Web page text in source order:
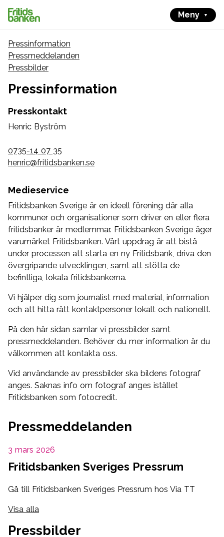
Meny
Pressinformation
Pressmeddelanden
Pressbilder
Pressinformation
Presskontakt
Henric Byström
0735-14 07 35
henric@fritidsbanken.se
Medieservice
Fritidsbanken Sverige är en ideell förening där alla
kommuner och organisationer som driver en eller flera
fritidsbanker är medlemmar. Fritidsbanken Sverige äger
varumärket Fritidsbanken. Vårt uppdrag är att bistå
under processen att starta en ny Fritidsbank, driva den
övergripande utvecklingen, samt att stötta de
befintliga, lokala fritidsbankerna.
Vi hjälper dig som journalist med material, information
och att hitta rätt kontaktpersoner lokalt och nationellt.
På den här sidan samlar vi pressbilder samt
pressmeddelanden. Behöver du mer information är du
välkommen att kontakta oss.
Vid användande av pressbilder ska bildens fotograf
anges. Saknas info om fotograf anges istället
Fritidsbanken som fotocredit.
Pressmeddelanden
3 mars 2026
Fritidsbanken Sveriges Pressrum
Gå till Fritidsbanken Sveriges Pressrum hos Via TT
Visa alla
Pressbilder